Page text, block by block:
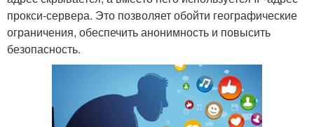
прокси-сервера. Это позволяет обойти географические
ограничения, обеспечить анонимность и повысить
безопасность.